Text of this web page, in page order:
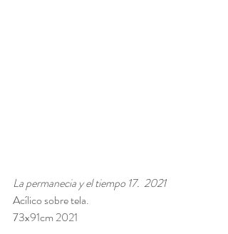
La permanecia y el tiempo 17.  2021
Acílico sobre tela.
73x91cm 2021